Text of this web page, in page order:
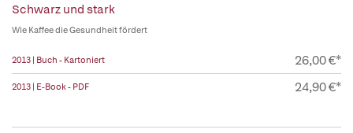
Schwarz und stark
Wie Kaffee die Gesundheit fördert
2013 | Buch - Kartoniert 26,00 €*
2013 | E-Book - PDF 24,90 €*